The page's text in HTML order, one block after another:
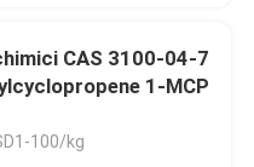
CAS 3100-04-7
1-MCP
100/kg